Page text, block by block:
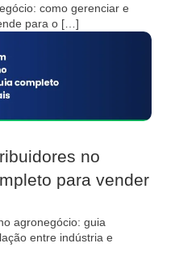
como gerenciar e
para o […]
no
para vender
agronegócio: guia
entre indústria e